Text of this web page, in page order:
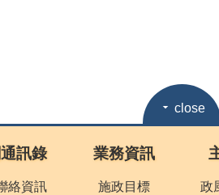
close
訊錄
絡資訊
業務資訊
施政目標
政